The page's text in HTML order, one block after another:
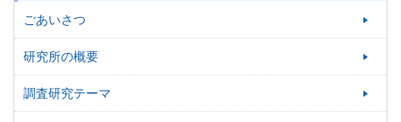
ごあいさつ
研究所の概要
調査研究テーマ